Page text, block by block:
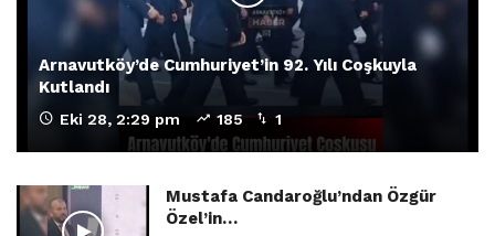
Arnavutköy’de Cumhuriyet’in 92. Yılı Coşkuyla
Kutlandı
Eki 28, 2:29 pm 185 1
Mustafa Candaroğlu’ndan Özgür
Özel’in…